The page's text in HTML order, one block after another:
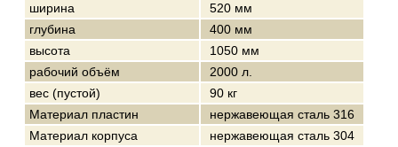
ширина
520 мм
глубина
400 мм
высота
1050 мм
рабочий объём
2000 л.
вес (пустой)
90 кг
Материал пластин
нержавеющая сталь 316
Материал корпуса
нержавеющая сталь 304